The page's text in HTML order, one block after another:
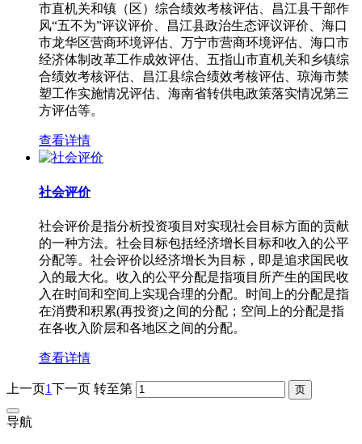
市直机关和镇（区）综合绩效考核评估、昌江县干部作
风“五不为”评议评价、昌江县政治生态评议评价、海口
市龙华区营商环境评估、万宁市营商环境评估、海口市
经济体制改革工作成效评估、五指山市直机关和乡镇综
合绩效考核评估、昌江县综合绩效考核评估、琼海市禁
塑工作实施情况评估、海南省转供电政策落实情况第三
方评估等。
查看详情
社会评价
社会评价是指分析投资项目对实现社会目标方面的贡献
的一种方法。社会目标包括经济增长目标和收入的公平
分配等。社会评价以经济增长为目标，即是追求国民收
入的最大化。收入的公平分配是指项目所产生的国民收
入在时间和空间上实现合理的分配。时间上的分配是指
在消费和积累(再投资)之间的分配；空间上的分配是指
在各收入阶层和各地区之间的分配。
查看详情
上一页1下一页 转至第
导航